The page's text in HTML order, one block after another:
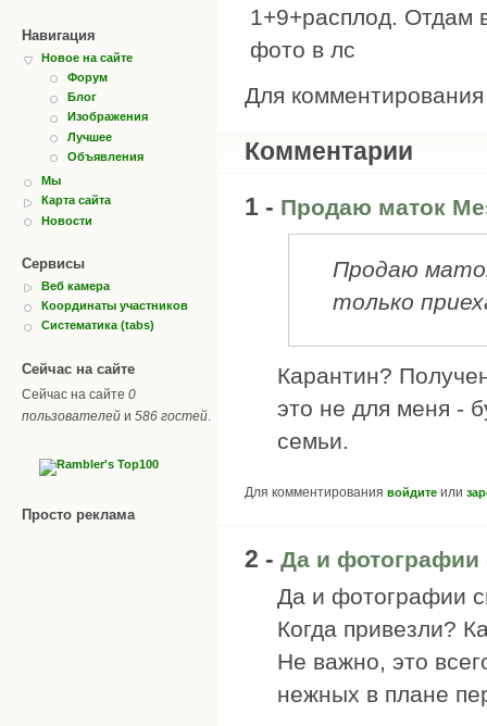
Навигация
Новое на сайте
Форум
Блог
Изображения
Лучшее
Объявления
Мы
Карта сайта
Новости
Сервисы
Веб камера
Координаты участников
Систематика (tabs)
Сейчас на сайте
Сейчас на сайте 0
пользователей и 586 гостей
Просто реклама
1+9+расплод.
фото в лс
Для
Комментарии
1 - Продаю маток
Продаю
только
Карантин?
это не для меня -
семьи.
Для комментирования войдите или
2 - Да и фотографии
Да и фотографии
Когда привезли?
Не важно, это
нежных в плане